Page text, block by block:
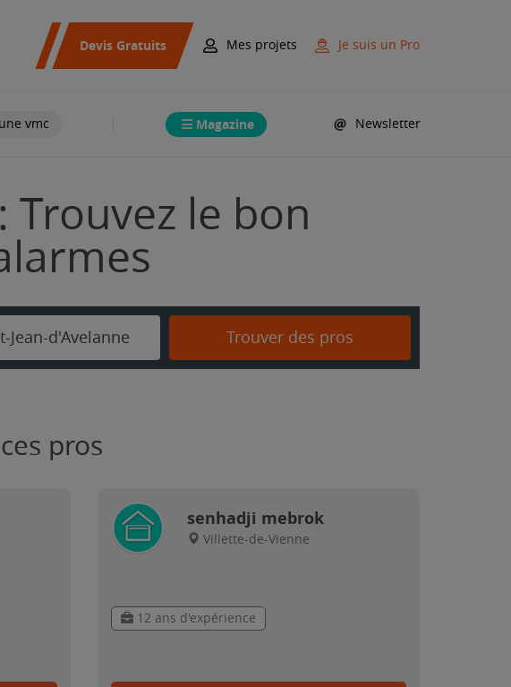
Devis Gratuits Mes projets Je suis un Pro
vmc Magazine Newsletter
Trouvez le bon
Jean-d'Avelanne Trouver des pros
pros
senhadji mebrok
Villette-de-Vienne
12 ans d'expérience